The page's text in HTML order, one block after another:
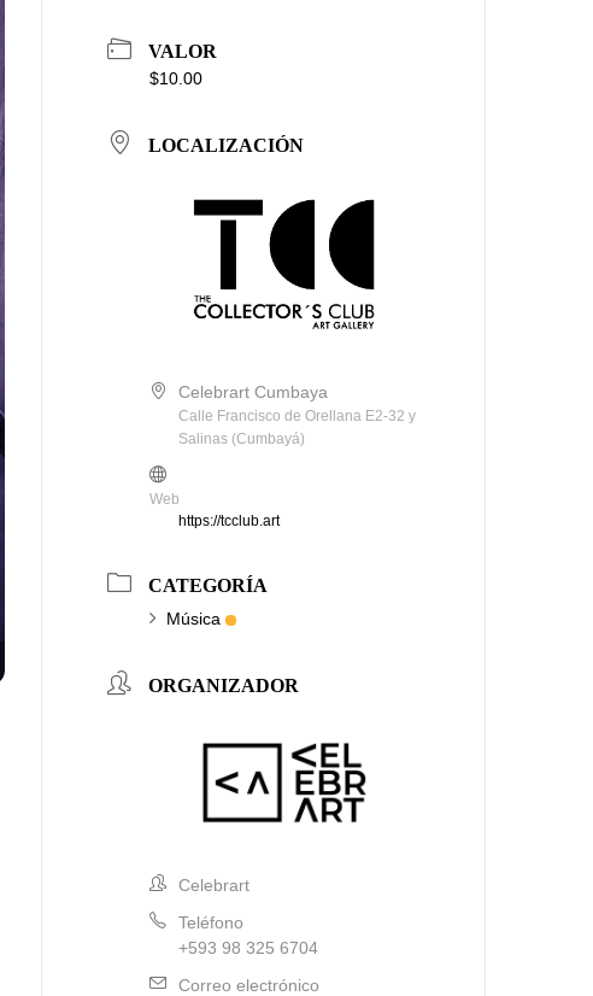
VALOR
$10.00
LOCALIZACIÓN
Celebrart Cumbaya
Calle Francisco de Orellana E2-32 y
Salinas (Cumbayá)
Web
https://tcclub.art
CATEGORÍA
Música
ORGANIZADOR
Celebrart
Teléfono
+593 98 325 6704
Correo electrónico